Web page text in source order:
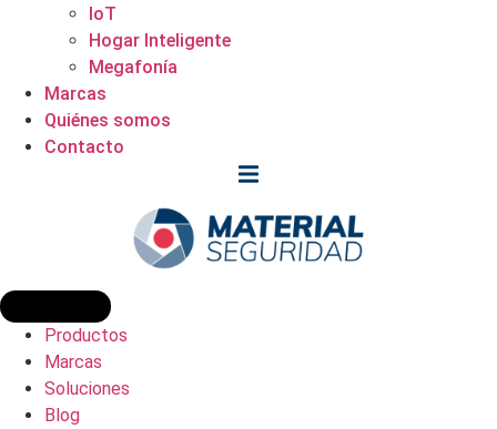
IoT
Hogar Inteligente
Megafonía
Marcas
Quiénes somos
Contacto
Productos
Marcas
Soluciones
Blog